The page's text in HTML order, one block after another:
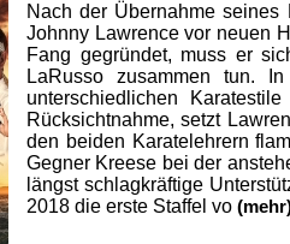
Nach der Übernahme
Johnny Lawrence vor neuen
Fang gegründet, muss er
LaRusso zusammen tun.
unterschiedlichen
Rücksichtnahme, setzt
den beiden Karatelehrern
Gegner Kreese bei der
längst schlagkräftige
2018 die erste Staffel vo